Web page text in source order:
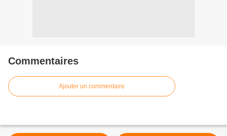
Commentaires
Ajouter un commentaire